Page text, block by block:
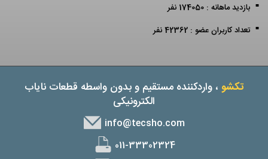
بازدید ماهانه : 174050 نفر
تعداد کاربران عضو : 42362 نفر
تکشو ، واردکننده مستقیم و بدون واسطه قطعات نایاب
الکترونیکی
info@tecsho.com
011-33302324